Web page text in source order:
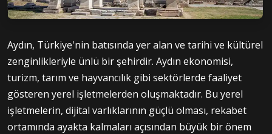
Aydın, Türkiye'nin batısında yer alan ve tarihi ve kültürel
zenginlikleriyle ünlü bir şehirdir. Aydın ekonomisi,
turizm, tarım ve hayvancılık gibi sektörlerde faaliyet
gösteren yerel işletmelerden oluşmaktadır. Bu yerel
işletmelerin, dijital varlıklarının güçlü olması, rekabet
ortamında ayakta kalmaları açısından büyük bir önem